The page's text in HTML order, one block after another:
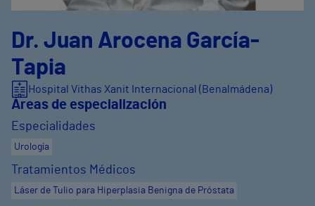
Dr. Juan Arocena García-
Tapia
Hospital Vithas Xanit Internacional (Benalmádena)
Áreas de especialización
Especialidades
Urología
Tratamientos Médicos
Láser de Tulio para Hiperplasia Benigna de Próstata